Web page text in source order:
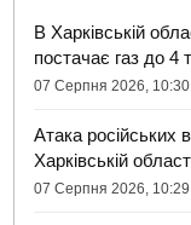
В Харківській
постачає газ до 4
07 Серпня 2026, 10:30
Атака російських
Харківській
07 Серпня 2026, 10:29